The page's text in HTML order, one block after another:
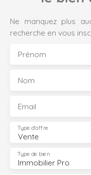
Ne manquez plus
recherche en vous
Prénom
Nom
Email
Vente
Type d'offre
Immobilier Pro
Type de bien